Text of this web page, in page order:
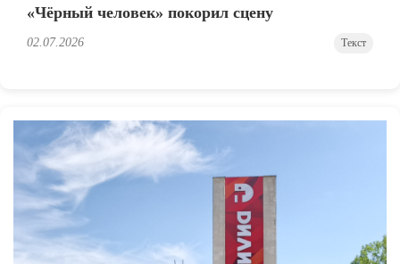
«Чёрный человек» покорил сцену
02.07.2026 Текст